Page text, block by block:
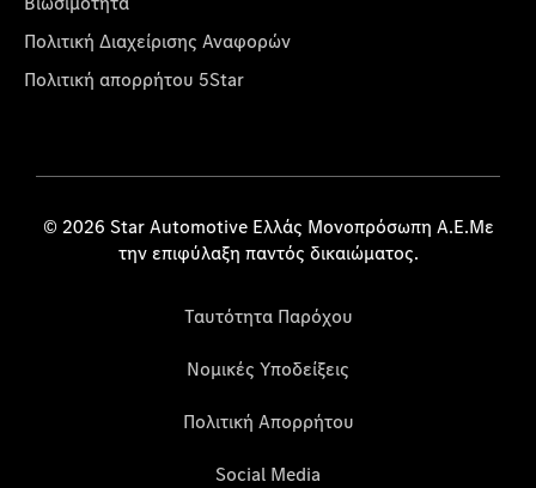
Πολιτική Διαχείρισης Αναφορών
Πολιτική απορρήτου 5Star
© 2026 Star Automotive Ελλάς Μονοπρόσωπη Α.Ε.Με
την επιφύλαξη παντός δικαιώματος.
Ταυτότητα Παρόχου
Νομικές Υποδείξεις
Πολιτική Απορρήτου
Social Media